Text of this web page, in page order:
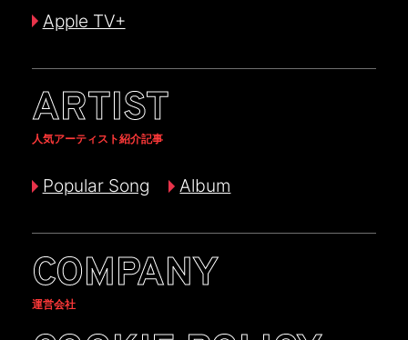
Apple TV+
ARTIST
人気アーティスト紹介記事
Popular Song Album
COMPANY
運営会社